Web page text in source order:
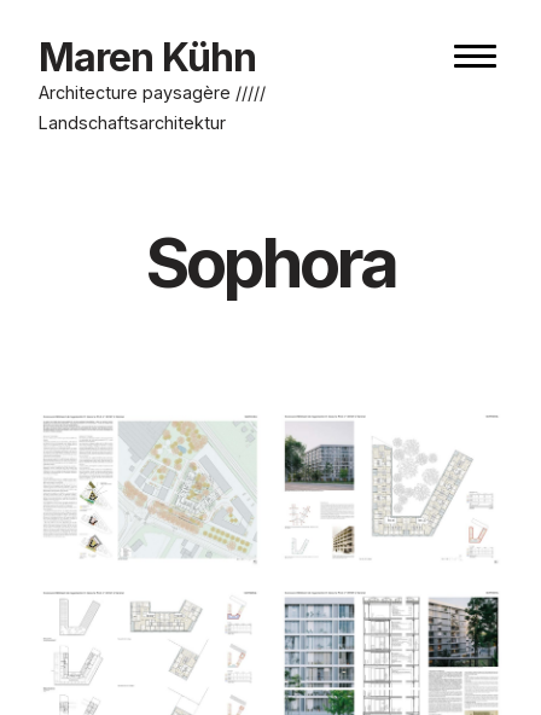
contenuMaren Kühn
Architecture paysagère /////
Landschaftsarchitektur
Bouton
Sophora